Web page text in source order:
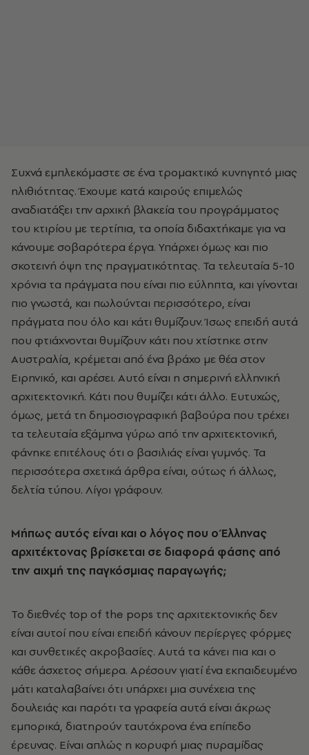
Συχνά εμπλεκόμαστε σε ένα τρομακτικό κυνηγητό μιας
ηλιθιότητας. Έχουμε κατά καιρούς επιμελώς
αναδιατάξει την αρχική βλακεία του προγράμματος
του κτιρίου με τερτίπια, τα οποία διδαχτήκαμε για να
κάνουμε σοβαρότερα έργα. Υπάρχει όμως και πιο
σκοτεινή όψη της πραγματικότητας. Τα τελευταία 5-10
χρόνια τα πράγματα που είναι πιο εύληπτα, και γίνονται
πιο γνωστά, και πωλούνται περισσότερο, είναι
πράγματα που όλο και κάτι θυμίζουν. Ίσως επειδή αυτά
που φτιάχνονται θυμίζουν κάτι που χτίστηκε στην
Αυστραλία, κρέμεται από ένα βράχο με θέα στον
Ειρηνικό, και αρέσει. Αυτό είναι η σημερινή ελληνική
αρχιτεκτονική. Κάτι που θυμίζει κάτι άλλο. Ευτυχώς,
όμως, μετά τη δημοσιογραφική βαβούρα που τρέχει
τα τελευταία εξάμηνα γύρω από την αρχιτεκτονική,
φάνηκε επιτέλους ότι ο βασιλιάς είναι γυμνός. Τα
περισσότερα σχετικά άρθρα είναι, ούτως ή άλλως,
δελτία τύπου. Λίγοι γράφουν.
Μήπως αυτός είναι και ο λόγος που ο Έλληνας
αρχιτέκτονας βρίσκεται σε διαφορά φάσης από
την αιχμή της παγκόσμιας παραγωγής;
Το διεθνές top of the pops της αρχιτεκτονικής δεν
είναι αυτοί που είναι επειδή κάνουν περίεργες φόρμες
και συνθετικές ακροβασίες. Αυτά τα κάνει πια και ο
κάθε άσχετος σήμερα. Αρέσουν γιατί ένα εκπαιδευμένο
μάτι καταλαβαίνει ότι υπάρχει μια συνέχεια της
δουλειάς και παρότι τα γραφεία αυτά είναι άκρως
εμπορικά, διατηρούν ταυτόχρονα ένα επίπεδο
έρευνας. Είναι απλώς η κορυφή μιας πυραμίδας